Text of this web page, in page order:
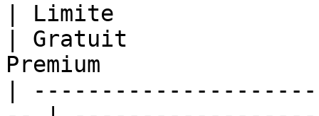
| Limite
| Gratuit
Premium
|